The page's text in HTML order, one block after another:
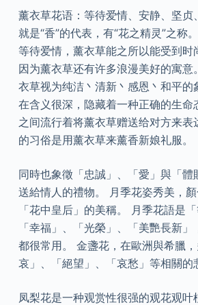
薰衣草花语：等待爱情、安静、坚贞
就是“香”的代表，有“花之精灵”之称
等待爱情，薰衣草能之所以能受到时
因为薰衣草还有许多浪漫美好的寓意
衣草视为纯洁丶清新丶感恩丶和平的
在含义很深，隐藏着一种正确的生命
之间流行着将薰衣草赠送给对方来表
的习俗是用薰衣草来薰香新娘礼服。
同時也象徵「忠誠」、「愛」與「體
送給情人的禮物。 月季花姿秀美，
「花中皇后」的美稱。 月季花語是「
「幸福」、「光榮」、「美艷長新
都很常用。 金盞花，在歐洲與希臘
哀」、「絕望」、「哀愁」等相關的
凤梨花是一种观赏性很强的观花观叶